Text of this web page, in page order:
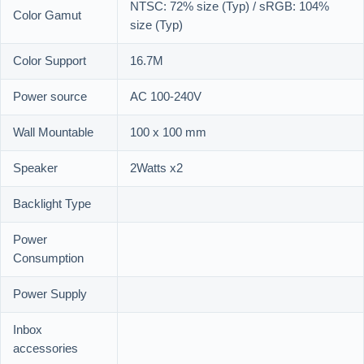
Color Gamut
NTSC: 72% size (Typ) / sRGB: 104%
size (Typ)
Color Support
16.7M
Power source
AC 100-240V
Wall Mountable
100 x 100 mm
Speaker
2Watts x2
Backlight Type
Power
Consumption
Power Supply
Inbox
accessories